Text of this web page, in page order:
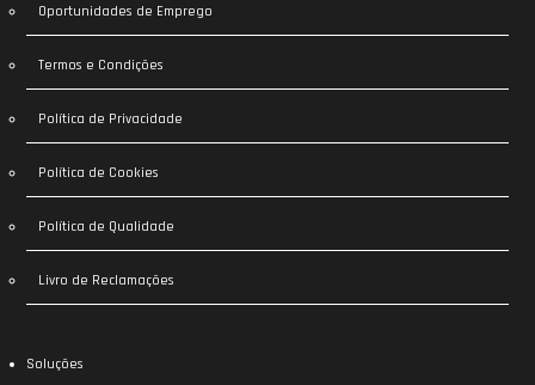
Oportunidades de Emprego
Termos e Condições
Política de Privacidade
Política de Cookies
Política de Qualidade
Livro de Reclamações
Soluções